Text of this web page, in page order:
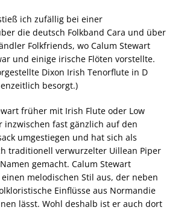
ich zufällig bei einer
die deutsch Folkband Cara und über
Folkfriends, wo Calum Stewart
und einige irische Flöten vorstellte.
Dixon Irish Tenorflute in D
besorgt.)
früher mit Irish Flute oder Low
inzwischen fast gänzlich auf den
umgestiegen und hat sich als
traditionell verwurzelter Uillean Piper
gemacht. Calum Stewart
melodischen Stil aus, der neben
Einflüsse aus Normandie
lässt. Wohl deshalb ist er auch dort